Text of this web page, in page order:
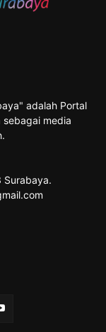
adalah Portal
sebagai media
Surabaya.